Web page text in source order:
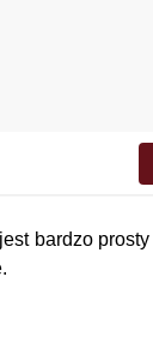
bardzo prosty